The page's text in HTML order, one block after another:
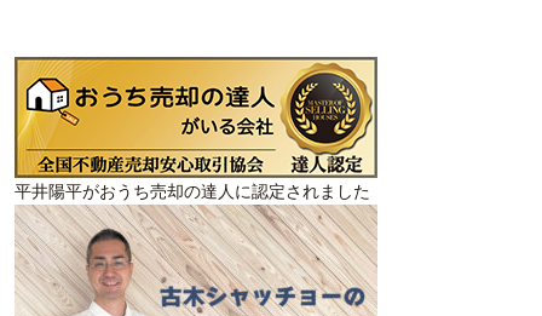
平井陽平がおうち売却の達人に認定されました